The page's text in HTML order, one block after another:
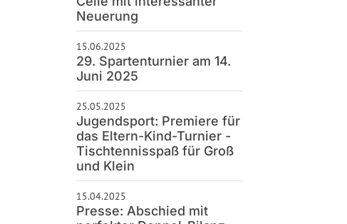
Neuerung
15.06.2025
29. Spartenturnier am 14.
Juni 2025
25.05.2025
Jugendsport: Premiere für
das Eltern-Kind-Turnier -
Tischtennisspaß für Groß
und Klein
15.04.2025
Presse: Abschied mit